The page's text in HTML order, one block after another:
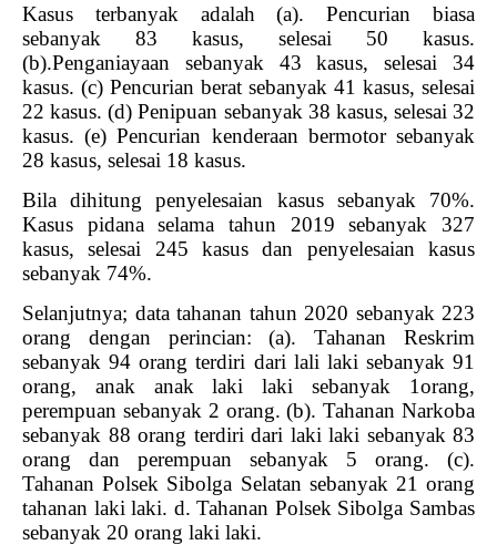
Kasus terbanyak adalah (a). Pencurian biasa
sebanyak 83 kasus, selesai 50 kasus.
(b).Penganiayaan sebanyak 43 kasus, selesai 34
kasus. (c) Pencurian berat sebanyak 41 kasus, selesai
22 kasus. (d) Penipuan sebanyak 38 kasus, selesai 32
kasus. (e) Pencurian kenderaan bermotor sebanyak
28 kasus, selesai 18 kasus.
Bila dihitung penyelesaian kasus sebanyak 70%.
Kasus pidana selama tahun 2019 sebanyak 327
kasus, selesai 245 kasus dan penyelesaian kasus
sebanyak 74%.
Selanjutnya; data tahanan tahun 2020 sebanyak 223
orang dengan perincian: (a). Tahanan Reskrim
sebanyak 94 orang terdiri dari lali laki sebanyak 91
orang, anak anak laki laki sebanyak 1orang,
perempuan sebanyak 2 orang. (b). Tahanan Narkoba
sebanyak 88 orang terdiri dari laki laki sebanyak 83
orang dan perempuan sebanyak 5 orang. (c).
Tahanan Polsek Sibolga Selatan sebanyak 21 orang
tahanan laki laki. d. Tahanan Polsek Sibolga Sambas
sebanyak 20 orang laki laki.